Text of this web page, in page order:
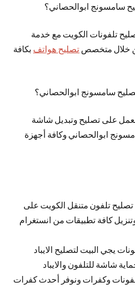
سامسونج ابوالحصاني؟
تلفونات الكويت مع خدمة
خلال متخصص تصليح هواتف بكافة
سامسونج ابوالحصاني؟
على تصليح وتبديل شاشة
ابوالحصاني وكافة أجهزة
تلفون متنقل الكويت على
كافة تطبيقات من انستغرام
يجي البيت لتصليح الايباد
شاشة للتلفون والايباد
وكفرات ونوفر أحدث كفرات